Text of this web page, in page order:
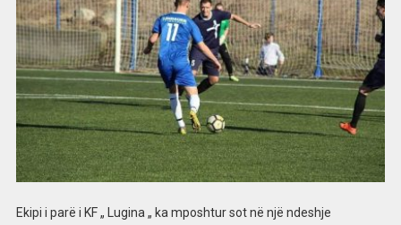
Ekipi i parë i KF „ Lugina „ ka mposhtur sot në një ndeshje